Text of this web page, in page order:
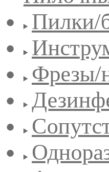
Пилки/
Фрезы/